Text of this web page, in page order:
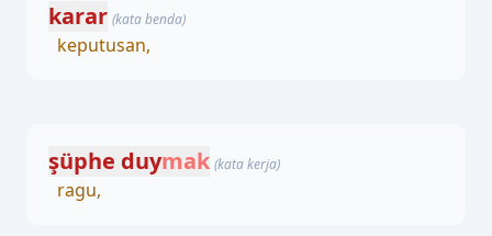
karar (kata benda)
keputusan,
şüphe duymak (kata kerja)
ragu,